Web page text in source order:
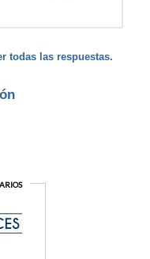
todas las respuestas.